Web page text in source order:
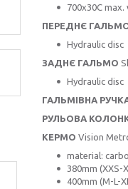
700x30C max.
ПЕРЕДНЄ
Hydraulic disc
ЗАДНЄ ГАЛЬМО
Hydraulic disc
ГАЛЬМІВНА
РУЛЬОВА
КЕРМО Vision
material:
380mm (XXS-
400mm (M-L-